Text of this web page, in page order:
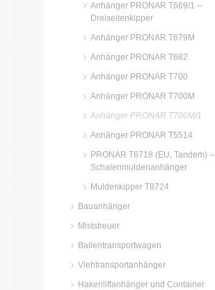
Anhänger PRONAR T669/1 –
Dreiseitenkipper
Anhänger PRONAR T679M
Anhänger PRONAR T682
Anhänger PRONAR T700
Anhänger PRONAR T700M
Anhänger PRONAR T700M/1
Anhänger PRONAR T5514
PRONAR T6718 (EU, Tandem) –
Schalenmuldenanhänger
Muldenkipper T8724
Bauanhänger
Miststreuer
Ballentransportwagen
Viehtransportanhänger
Hakenliftanhänger und Container